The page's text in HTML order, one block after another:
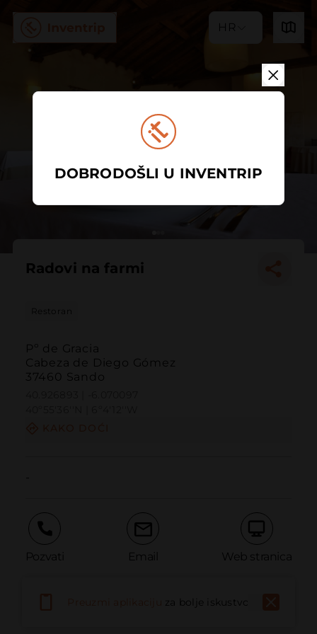
HR
Radovi na farmi
Restoran
Pº de Gracia
Cabeza de Diego Gómez
37460 Sando
Pozvati Email Web stranica
Prijaviti problemza bolje iskustvo
DOBRODOŠLI U INVENTRIP